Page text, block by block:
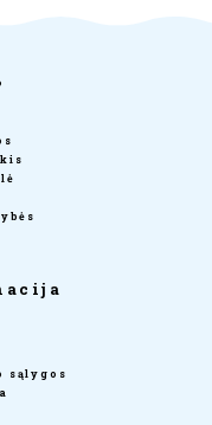
sąlygos